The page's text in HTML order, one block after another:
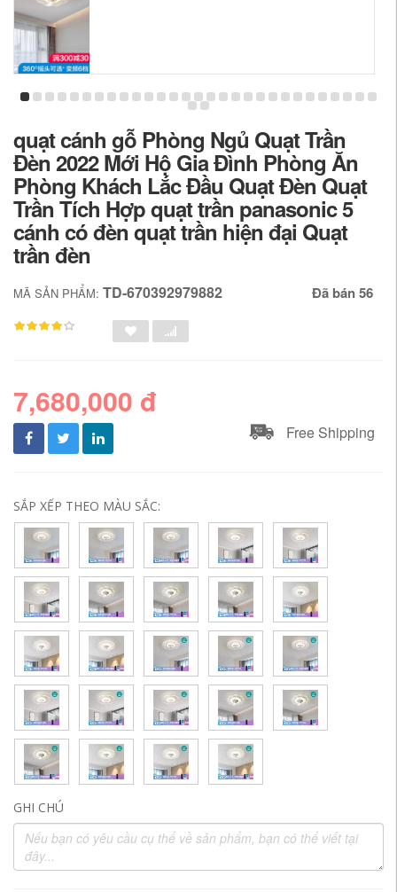
quạt cánh gỗ Phòng Ngủ Quạt Trần
Đèn 2022 Mới Hộ Gia Đình Phòng Ăn
Phòng Khách Lắc Đầu Quạt Đèn Quạt
Trần Tích Hợp quạt trần panasonic 5
cánh có đèn quạt trần hiện đại Quạt
trần đèn
MÃ SẢN PHẨM: TD-670392979882 Đã bán 56
7,680,000 đ
Free Shipping
SẮP XẾP THEO MÀU SẮC:
GHI CHÚ